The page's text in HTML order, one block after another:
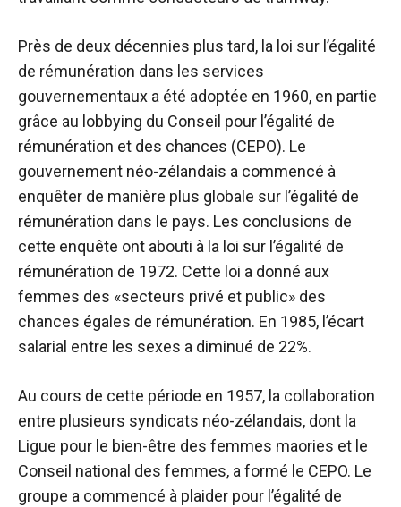
Près de deux décennies plus tard, la loi sur l’égalité
de rémunération dans les services
gouvernementaux a été adoptée en 1960, en partie
grâce au lobbying du Conseil pour l’égalité de
rémunération et des chances (CEPO). Le
gouvernement néo-zélandais a commencé à
enquêter de manière plus globale sur l’égalité de
rémunération dans le pays. Les conclusions de
cette enquête ont abouti à la loi sur l’égalité de
rémunération de 1972. Cette loi a donné aux
femmes des «secteurs privé et public» des
chances égales de rémunération. En 1985, l’écart
salarial entre les sexes a diminué de 22%.
Au cours de cette période en 1957, la collaboration
entre plusieurs syndicats néo-zélandais, dont la
Ligue pour le bien-être des femmes maories et le
Conseil national des femmes, a formé le CEPO. Le
groupe a commencé à plaider pour l’égalité de